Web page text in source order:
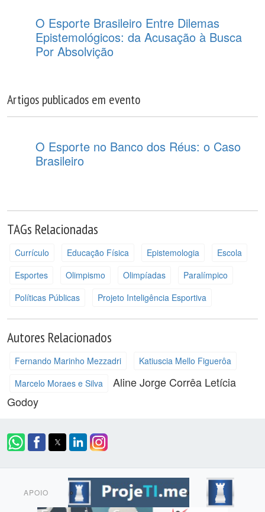
O Esporte Brasileiro Entre Dilemas
Epistemológicos: da Acusação à Busca
Por Absolvição
Artigos publicados em evento
O Esporte no Banco dos Réus: o Caso
Brasileiro
TAGs Relacionadas
Currículo Educação Física Epistemologia
Escola
Esportes
Olimpismo Olimpíadas
Paralímpico
Políticas Públicas
Projeto Inteligência Esportiva
Autores Relacionados
Fernando Marinho Mezzadri
Katiuscia Mello Figuerôa
Marcelo Moraes e Silva
Aline Jorge Corrêa Letícia
Godoy
APOIO